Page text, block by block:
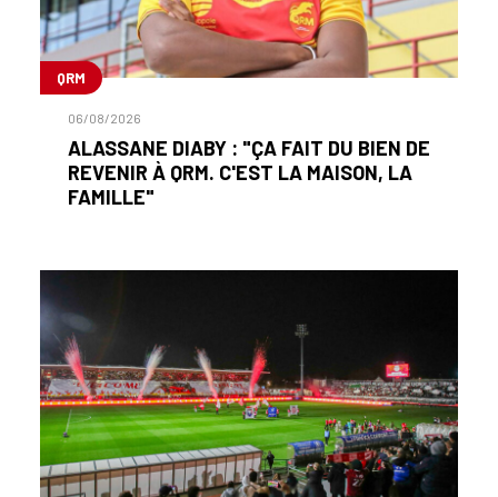
QRM
06/08/2026
ALASSANE DIABY : "ÇA FAIT DU BIEN DE
REVENIR À QRM. C'EST LA MAISON, LA
FAMILLE"